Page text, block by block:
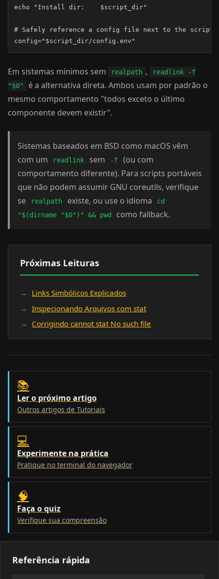
echo "Install dir:    $script_dir"
# Safely reference a config file next to the script
config="$script_dir/config.env"
Em sistemas mínimos sem realpath ,
readlink -f
"$0"
é a alternativa direta. Ambos usam por padrão o
mesmo comportamento "todos exceto o último
componente devem existir".
Sistemas baseados em BSD como macOS vêm
com um
readlink sem -f
(ou com
comportamento diferente). Para scripts portáveis
que não podem assumir GNU coreutils, verifique
se
realpath existe, ou use o idioma
cd
"$(dirname "$0")" && pwd
como fallback.
Próximas Leituras
Links Simbólicos Explicados
Inspecionando Arquivos com stat
Corrigindo cannot stat No such file
📚
Ler o próximo artigo
Outros artigos de Tutoriais
💻
Experimente na prática
Pratique no terminal do navegador
🧠
Faça o quiz
Verifique sua compreensão
Referência rápida